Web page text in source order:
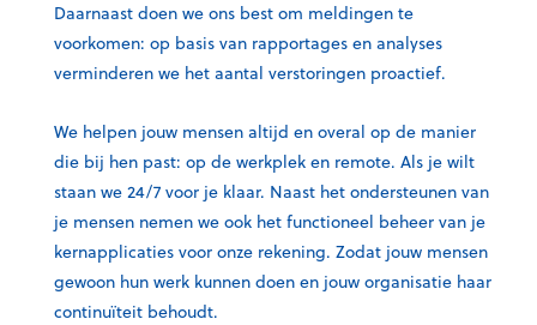
Daarnaast doen we ons best om meldingen te
voorkomen: op basis van rapportages en analyses
verminderen we het aantal verstoringen proactief.
We helpen jouw mensen altijd en overal op de manier
die bij hen past: op de werkplek en remote. Als je wilt
staan we 24/7 voor je klaar. Naast het ondersteunen van
je mensen nemen we ook het functioneel beheer van je
kernapplicaties voor onze rekening. Zodat jouw mensen
gewoon hun werk kunnen doen en jouw organisatie haar
continuïteit behoudt.